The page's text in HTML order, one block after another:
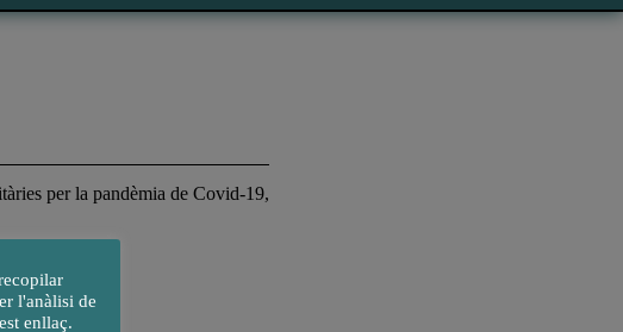
per la pandèmia de Covid-19,
l'anàlisi de
enllaç.